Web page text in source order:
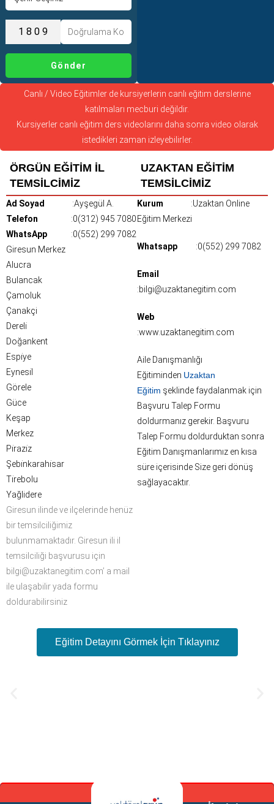
Gönder
Canlı / Video Eğitimler de kursiyerlerin canlı eğitim derslerine
katılmaları mecburi değildir.
Kursiyerler canlı eğitim ders videolarını daha sonra video olarak
istedikleri zaman izleyebilirler.
ÖRGÜN EĞİTİM İL
TEMSİLCİMİZ
Ad Soyad
:Ayşegül A.
Telefon :0(312) 945 7080
WhatsApp
:0(552) 299 7082
Giresun Merkez
Alucra
Bulancak
Çamoluk
Çanakçi
Dereli̇
Doğankent
Espi̇ye
Eynesi̇l
Görele
Güce
Keşap
Merkez
Pi̇razi̇z
Şebi̇nkarahi̇sar
Ti̇rebolu
Yağlidere
Giresun ilinde ve ilçelerinde henüz
bir temsilciliğimiz
bulunmamaktadır. Giresun ili il
temsilciliği başvurusu için
bilgi@uzaktanegitim.com’ a mail
ile ulaşabilir yada formu
doldurabilirsiniz
UZAKTAN EĞİTİM
TEMSİLCİMİZ
Kurum
:Uzaktan Online
Eğitim Merkezi
Whatsapp :0(552) 299 7082
Email
:bilgi@uzaktanegitim.com
Web
:www.uzaktanegitim.com
Aile Danışmanlığı
Eğitiminden Uzaktan
Eğitim şeklinde faydalanmak için
Başvuru Talep Formu
doldurmanız gerekir. Başvuru
Talep Formu doldurduktan sonra
Eğitim Danışmanlarımız en kısa
süre içerisinde Size geri dönüş
sağlayacaktır.
Eğitim Detayını Görmek İçin Tıklayınız